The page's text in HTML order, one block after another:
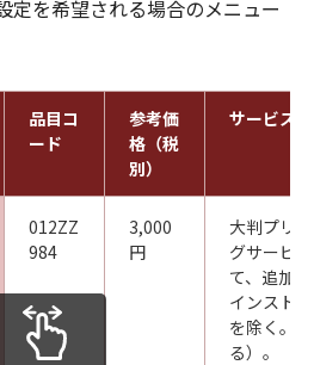
定を希望される場合のメニュー
品目コ
ード
参考価
格（税
別）
サービス
012ZZ
984
3,000
円
大判プリ
グサービ
て、追加
インスト
を除く。
る）。